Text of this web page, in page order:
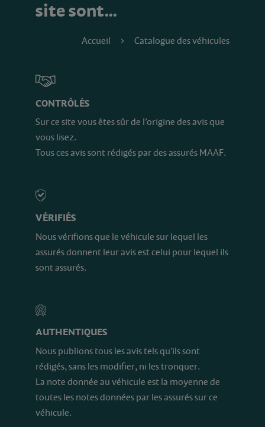
site sont…
Accueil Catalogue des véhicules
CONTRÔLÉS
Sur ce site vous êtes sûr de l’origine des avis que
vous lisez.
Tous ces avis sont rédigés par des assurés MAAF.
VÉRIFIÉS
Nous vérifions que le véhicule sur lequel les
assurés donnent leur avis est celui pour lequel ils
sont assurés.
AUTHENTIQUES
Nous publions tous les avis tels qu’ils sont
rédigés, sans les modifier, ni les tronquer.
La note donnée au véhicule est la moyenne de
toutes les notes données par les assurés sur ce
véhicule.